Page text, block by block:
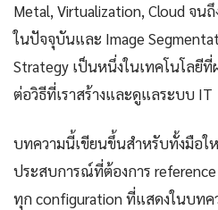
Metal, Virtualization, Cloud จน
ในปัจจุบันและ Image
Strategy เป็นหนึ่งในเทคโนโลยี
ต่อวิธีที่เราสร้างและดูแลระบบ IT
บทความนี้เขียนขึ้นสำหรับทั้งมือใ
ประสบการณ์ที่ต้องการ
ทุก configuration ที่แสดงในบท